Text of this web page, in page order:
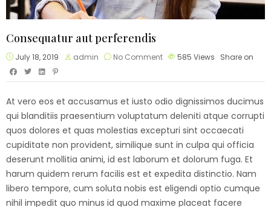
Consequatur aut perferendis
July 18, 2019 admin No Comment 585 Views Share on
At vero eos et accusamus et iusto odio dignissimos ducimus
qui blanditiis praesentium voluptatum deleniti atque corrupti
quos dolores et quas molestias excepturi sint occaecati
cupiditate non provident, similique sunt in culpa qui officia
deserunt mollitia animi, id est laborum et dolorum fuga. Et
harum quidem rerum facilis est et expedita distinctio. Nam
libero tempore, cum soluta nobis est eligendi optio cumque
nihil impedit quo minus id quod maxime placeat facere